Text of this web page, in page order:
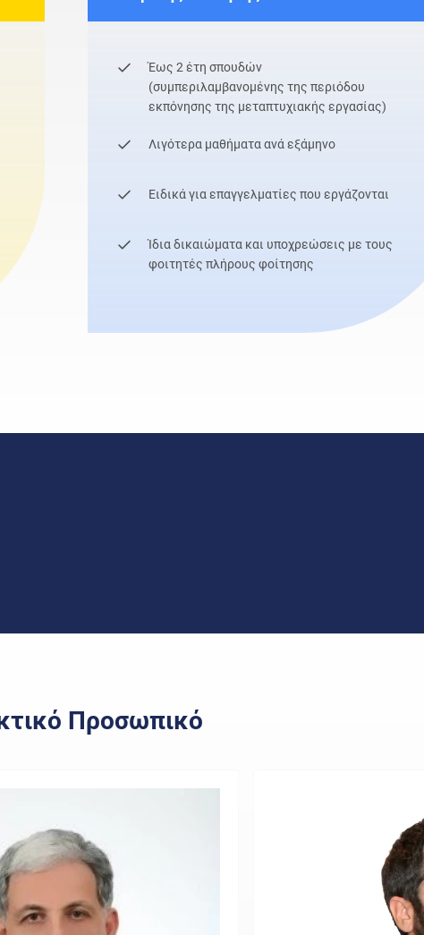
Έως 2 έτη σπουδών
(συμπεριλαμβανομένης της περιόδου
εκπόνησης της μεταπτυχιακής εργασίας)
Λιγότερα μαθήματα ανά εξάμηνο
Ειδικά για επαγγελματίες που εργάζονται
Ίδια δικαιώματα και υποχρεώσεις με τους
φοιτητές πλήρους φοίτησης
Προσωπικό